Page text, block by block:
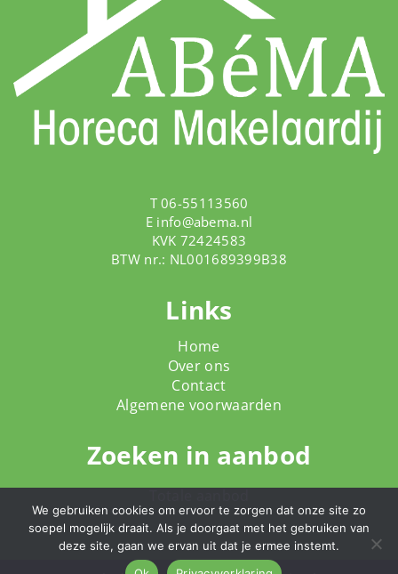
T 06-55113560
E info@abema.nl
KVK 72424583
BTW nr.: NL001689399B38
Links
Home
Over ons
Contact
Algemene voorwaarden
Zoeken in aanbod
We gebruiken cookies om ervoor te zorgen dat onze site zo
soepel mogelijk draait. Als je doorgaat met het gebruiken van
deze site, gaan we ervan uit dat je ermee instemt.